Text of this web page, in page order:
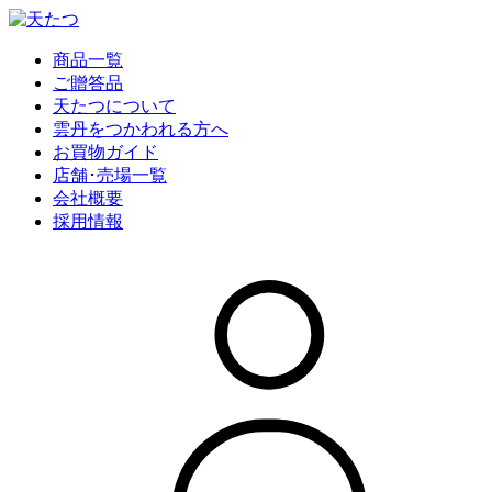
商品一覧
ご贈答品
天たつについて
雲丹をつかわれる方へ
お買物ガイド
店舗･売場一覧
会社概要
採用情報